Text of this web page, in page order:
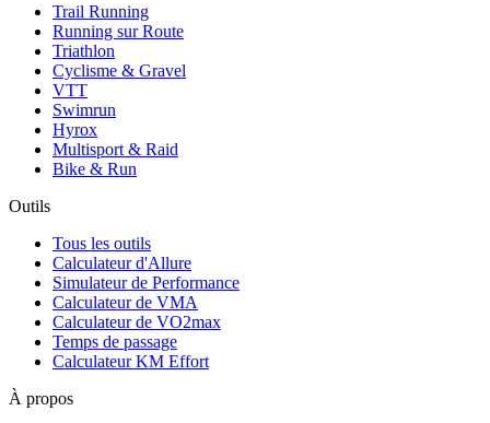
Trail Running
Running sur Route
Triathlon
Cyclisme & Gravel
VTT
Swimrun
Hyrox
Multisport & Raid
Bike & Run
Outils
Tous les outils
Calculateur d'Allure
Simulateur de Performance
Calculateur de VMA
Calculateur de VO2max
Temps de passage
Calculateur KM Effort
À propos